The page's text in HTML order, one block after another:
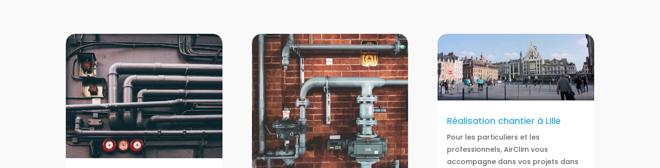
Réalisation chantier à Lille
Pour les particuliers et les
professionnels, AirClim vous
accompagne dans vos projets dans